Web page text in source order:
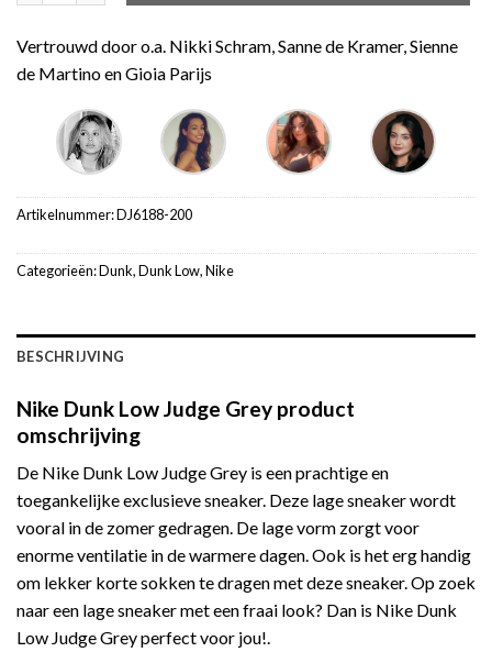
Vertrouwd door o.a. Nikki Schram, Sanne de Kramer, Sienne
de Martino en Gioia Parijs
Artikelnummer:DJ6188-200
Categorieën:Dunk,Dunk Low,Nike
BESCHRIJVING
Nike Dunk Low Judge Grey product
omschrijving
De Nike Dunk Low Judge Grey is een prachtige en
toegankelijke exclusieve sneaker. Deze lage sneaker wordt
vooral in de zomer gedragen. De lage vorm zorgt voor
enorme ventilatie in de warmere dagen. Ook is het erg handig
om lekker korte sokken te dragen met deze sneaker. Op zoek
naar een lage sneaker met een fraai look? Dan is Nike Dunk
Low Judge Grey perfect voor jou!.